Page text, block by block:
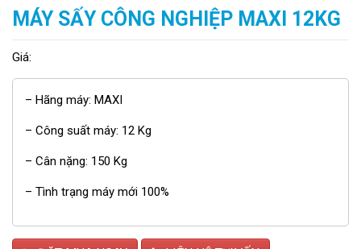
MÁY SẤY CÔNG NGHIỆP MAXI 12KG
Giá:
– Hãng máy: MAXI
– Công suất máy: 12 Kg
– Cân nặng: 150 Kg
– Tình trạng máy mới 100%